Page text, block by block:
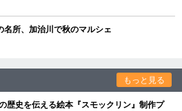
所、加治川で秋のマルシェ
もっと見る
歴史を伝える絵本『スモックリン』制作プ